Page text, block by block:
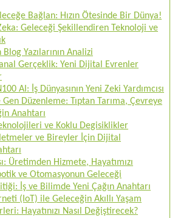
Bağlan: Hızın Ötesinde Bir Dünya!
Geleceği Şekillendiren Teknoloji ve
Yazılarının Analizi
Gerçeklik: Yeni Dijital Evrenler
AI: İş Dünyasının Yeni Zeki Yardımcısı
Düzenleme: Tıptan Tarıma, Çevreye
Anahtarı
ve Koklu Degisiklikler
ve Bireyler İçin Dijital
Üretimden Hizmete, Hayatımızı
ve Otomasyonun Geleceği
İş ve Bilimde Yeni Çağın Anahtarı
(IoT) ile Geleceğin Akıllı Yaşam
Hayatınızı Nasıl Değiştirecek?